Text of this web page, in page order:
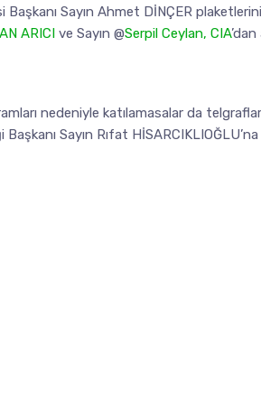
Başkanı Sayın Ahmet DİNÇER
ARICI ve Sayın @Serpil Ceylan, CIA’dan
nedeniyle katılamasalar da
Sayın Rıfat